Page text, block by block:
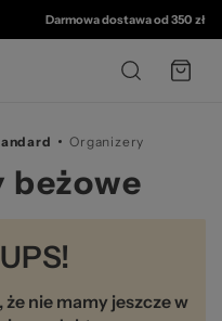
Darmowa dostawa od 350 zł•30
Organizery
beżowe
UPS!
nie mamy jeszcze w